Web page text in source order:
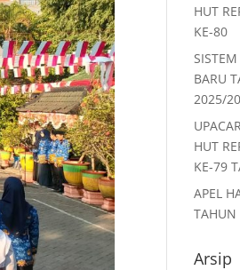
HUT
KE-80
BARU
2025/
HUT
KE-79
APEL
Arsip